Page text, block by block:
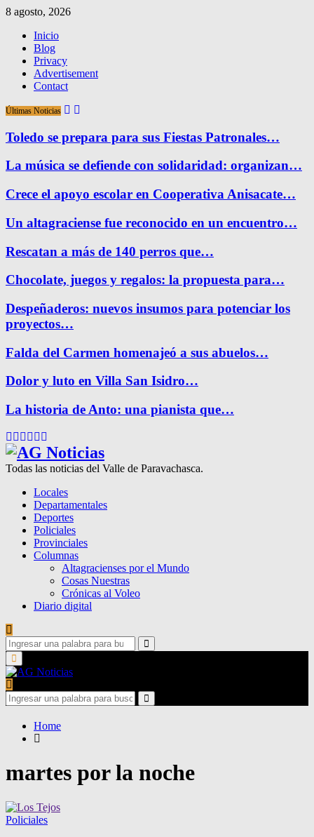
8 agosto, 2026
Inicio
Blog
Privacy
Advertisement
Contact
Últimas Noticias
Toledo se prepara para sus Fiestas Patronales…
La música se defiende con solidaridad: organizan…
Crece el apoyo escolar en Cooperativa Anisacate…
Un altagraciense fue reconocido en un encuentro…
Rescatan a más de 140 perros que…
Chocolate, juegos y regalos: la propuesta para…
Despeñaderos: nuevos insumos para potenciar los
proyectos…
Falda del Carmen homenajeó a sus abuelos…
Dolor y luto en Villa San Isidro…
La historia de Anto: una pianista que…
Facebook
Twitter
Instagram
Pinterest
Google
Todas las noticias del Valle de Paravachasca.
Locales
Departamentales
Deportes
Policiales
Provinciales
Columnas
Altagracienses por el Mundo
Cosas Nuestras
Crónicas al Voleo
Diario digital
Search
for:
Search
Primary
Menu
Search
for:
Search
Home
martes por la noche
Policiales